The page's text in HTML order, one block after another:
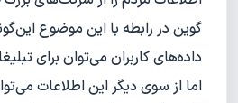
گوین در رابطه با این موضوع
داده‌های کاربران می‌توان برای
اما از سوی دیگر این اطلاعات